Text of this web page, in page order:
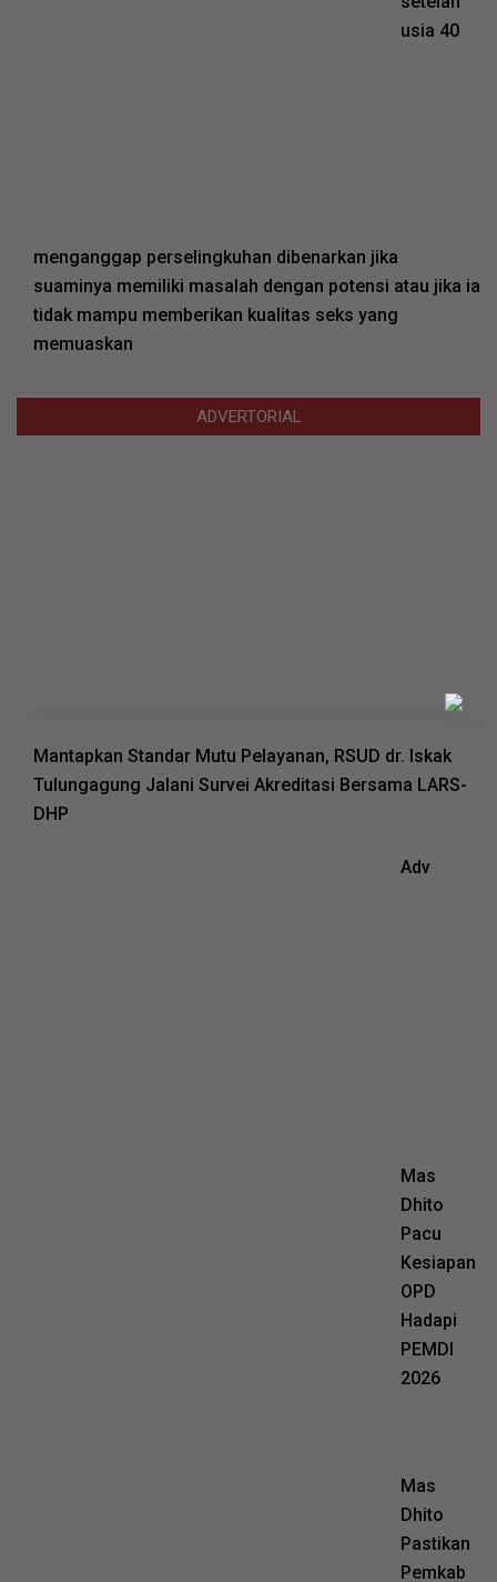
usia 40
menganggap perselingkuhan dibenarkan jika
suaminya memiliki masalah dengan potensi atau jika ia
tidak mampu memberikan kualitas seks yang
memuaskan
ADVERTORIAL
Mantapkan Standar Mutu Pelayanan, RSUD dr. Iskak
Tulungagung Jalani Survei Akreditasi Bersama LARS-
DHP
Adv
Mas
Dhito
Pacu
Kesiapan
OPD
Hadapi
PEMDI
2026
Mas
Dhito
Pastikan
Pemkab